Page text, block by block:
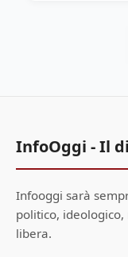
InfoOggi - Il
Infooggi sarà
politico,
libera.